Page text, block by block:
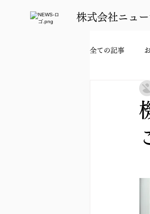
株式会社ニュ
全ての記事